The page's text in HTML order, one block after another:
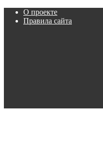
О проекте
Правила сайта